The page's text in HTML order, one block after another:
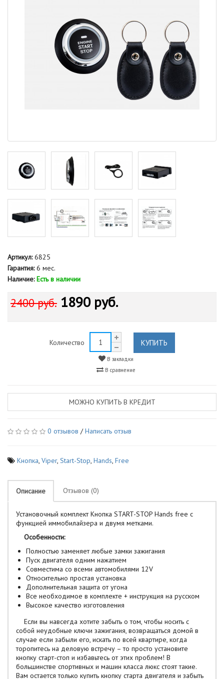
Артикул:6825
Гарантия:6 мес.
Наличие: Есть в наличии
2400 руб. 1890 руб.
Количество КУПИТЬ
В закладки
В сравнение
МОЖНО КУПИТЬ В КРЕДИТ
0 отзывов /Написать отзыв
Кнопка, Viper, Start-Stop, Hands, Free
Описание Отзывов (0)
Установочный комплект Кнопка START-STOP Hands free с
функцией иммобилайзера и двумя метками.
Особенности:
Полностью заменяет любые замки зажигания
Пуск двигателя одним нажатием
Совместима со всеми автомобилями 12V
Относительно простая установка
Дополнительная защита от угона
Все необходимое в комплекте + инструкция на русском
Высокое качество изготовления
Если вы навсегда хотите забыть о том, чтобы носить с
собой неудобные ключи зажигания, возвращаться домой в
случае если забыли его, искать по всей квартире, когда
торопитесь на деловую встречу – то просто установите
кнопку старт-стоп и избавьтесь от этих проблем! В
большинстве спортивных и машин класса люкс стоят такие.
Вам остается только купить кнопку старта двигателя и забыть